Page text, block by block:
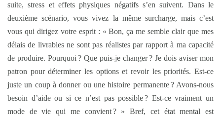
suite, stress et effets physiques négatifs s’en suivent. Dans le
deuxième scénario, vous vivez la même surcharge, mais c’est
vous qui dirigez votre esprit : « Bon, ça me semble clair que mes
délais de livrables ne sont pas réalistes par rapport à ma capacité
de produire. Pourquoi ? Que puis-je changer ? Je dois aviser mon
patron pour déterminer les options et revoir les priorités. Est-ce
juste un coup à donner ou une histoire permanente ? Avons-nous
besoin d’aide ou si ce n’est pas possible ? Est-ce vraiment un
mode de vie qui me convient ? » Bref, cet état mental est